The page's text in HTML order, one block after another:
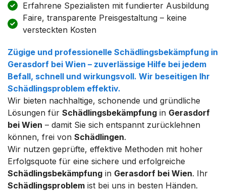
Erfahrene Spezialisten mit fundierter Ausbildung
Faire, transparente Preisgestaltung – keine
versteckten Kosten
Zügige und professionelle Schädlingsbekämpfung in
Gerasdorf bei Wien – zuverlässige Hilfe bei jedem
Befall, schnell und wirkungsvoll. Wir beseitigen Ihr
Schädlingsproblem effektiv.
Wir bieten nachhaltige, schonende und gründliche
Lösungen für Schädlingsbekämpfung in Gerasdorf
bei Wien – damit Sie sich entspannt zurücklehnen
können, frei von Schädlingen.
Wir nutzen geprüfte, effektive Methoden mit hoher
Erfolgsquote für eine sichere und erfolgreiche
Schädlingsbekämpfung in Gerasdorf bei Wien. Ihr
Schädlingsproblem ist bei uns in besten Händen.